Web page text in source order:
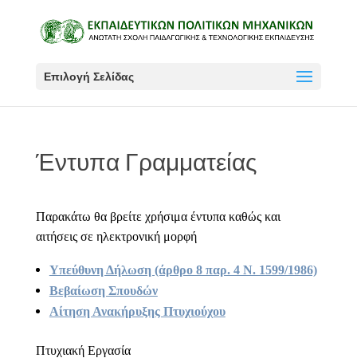
Επιλογή Σελίδας
Έντυπα Γραμματείας
Παρακάτω θα βρείτε χρήσιμα έντυπα καθώς και
αιτήσεις σε ηλεκτρονική μορφή
Υπεύθυνη Δήλωση (άρθρο 8 παρ. 4 Ν. 1599/1986)
Βεβαίωση Σπουδών
Αίτηση Ανακήρυξης Πτυχιούχου
Πτυχιακή Εργασία